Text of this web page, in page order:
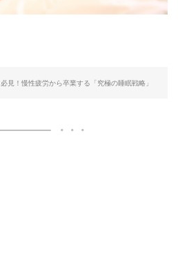
見！慢性疲労から卒業する「究極の睡眠戦略」